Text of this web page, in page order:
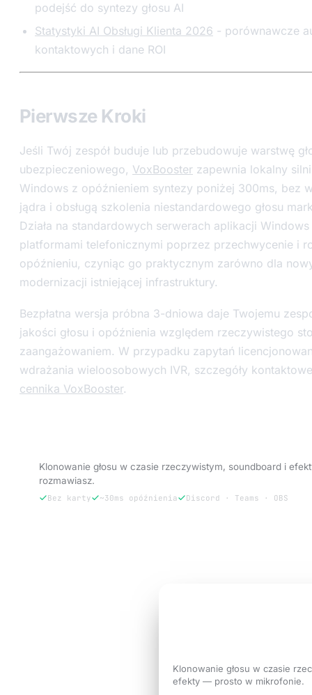
podejść do syntezy głosu AI
Statystyki AI Obsługi Klienta 2026 - porównawcze
kontaktowych i dane ROI
Pierwsze Kroki
Jeśli Twój zespół buduje lub przebudowuje warstwę
ubezpieczeniowego, VoxBooster zapewnia lokalny
Windows z opóźnieniem syntezy poniżej 300ms, bez
jądra i obsługą szkolenia niestandardowego głosu
Działa na standardowych serwerach aplikacji
platformami telefonicznymi poprzez przechwycenie i
opóźnieniu, czyniąc go praktycznym zarówno dla
modernizacji istniejącej infrastruktury.
Bezpłatna wersja próbna 3-dniowa daje Twojemu
jakości głosu i opóźnienia względem rzeczywistego
zaangażowaniem. W przypadku zapytań
wdrażania wieloosobowych IVR, szczegóły
cennika VoxBooster.
Klonowanie głosu w czasie rzeczywistym, soundboard i
rozmawiasz.
Bez karty ~30ms opóźnienia Discord · Teams · OBS
Klonowanie głosu w czasie
efekty — prosto w mikrofonie.